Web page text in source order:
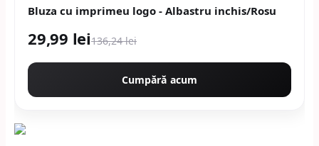
Bluza cu imprimeu logo - Albastru inchis/Rosu
29,99 lei136,24 lei
Cumpără acum